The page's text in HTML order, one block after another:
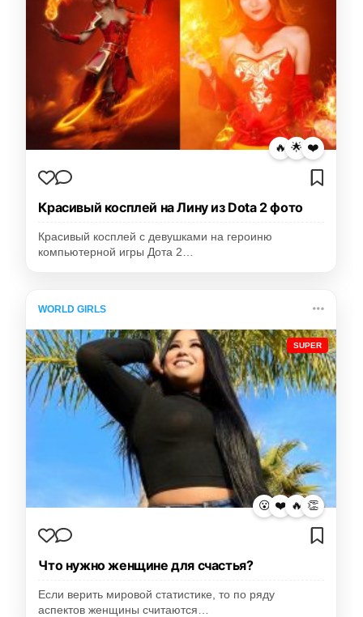
🔥 🌟 ❤️
Красивый косплей на Лину из Dota 2 фото
Красивый косплей с девушками на героиню
компьютерной игры Дота 2…
WORLD GIRLS
SUPER
😮 ❤️ 🔥 👏
Что нужно женщине для счастья?
Если верить мировой статистике, то по ряду
аспектов женщины считаются…